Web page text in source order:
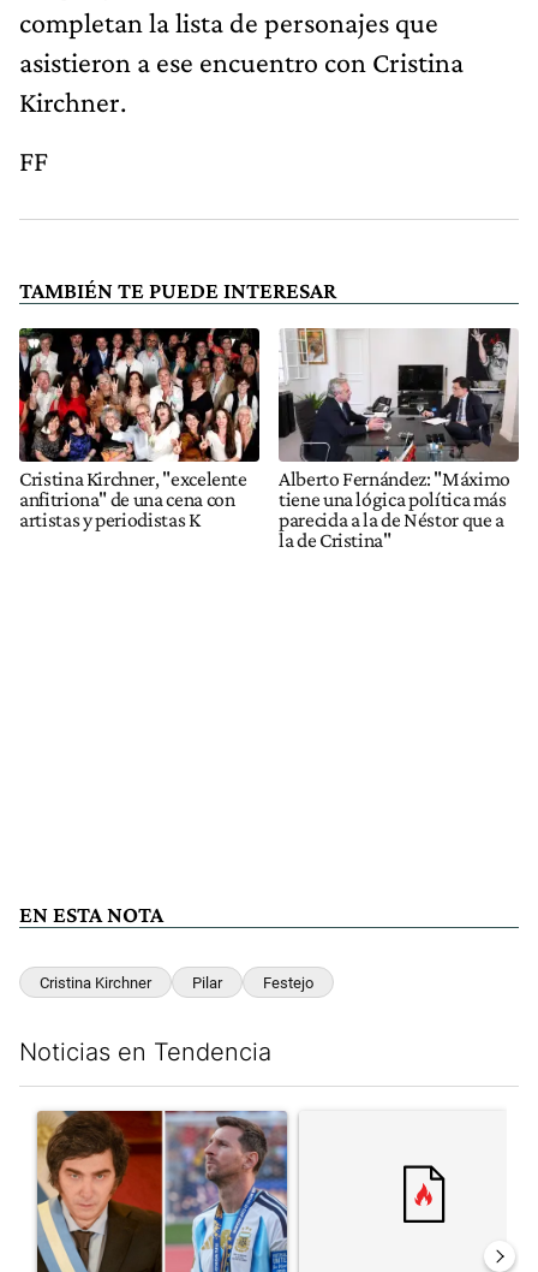
completan la lista de personajes que
asistieron a ese encuentro con Cristina
Kirchner.
FF
TAMBIÉN TE PUEDE INTERESAR
Cristina Kirchner, "excelente
anfitriona" de una cena con
artistas y periodistas K
Alberto Fernández: "Máximo
tiene una lógica política más
parecida a la de Néstor que a
la de Cristina"
EN ESTA NOTA
Cristina Kirchner Pilar Festejo
Noticias en Tendencia
Un artículo de tendencia con el título "Milei despidió a Jorge